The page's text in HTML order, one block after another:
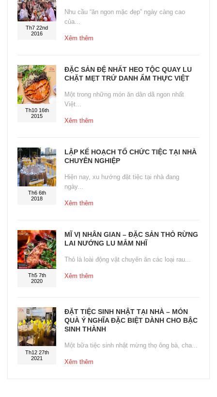
Th7 22nd
2016
Nhu cầu “ăn ngon mặc đẹp” ngày càng cao
của...
Xêm thêm
Th10 16th
2015
ĐẶC SẢN ĐỆ NHẤT HEO TỘC QUAY LU
CHẶT MẸT TRỨ DANH ẨM THỰC VIỆT
Một trong những món ăn dân dã ngon nhất
Việt...
Xêm thêm
Th6 6th
2018
LẬP KẾ HOẠCH TỔ CHỨC TIỆC TẠI NHÀ
CHUYÊN NGHIỆP
Hiện nay, xu hướng đặt tiệc tại nhà đang
ngày...
Xêm thêm
Th5 7th
2020
MĨ VỊ NHÂN GIAN – ĐẶC SẢN THỎ RỪNG
LAI NƯỚNG LU MẮM NHĨ
Thỏ là loài động vật chuyên ăn các loại rau...
Xêm thêm
Th12 27th
2021
ĐẶT TIỆC SINH NHẬT TẠI NHÀ – MÓN
QUÀ Ý NGHĨA ĐẶC BIỆT DÀNH CHO BẬC
SINH THÀNH
Một bữa tiệc sinh nhật mừng thọ ông bà, cha...
Xêm thêm